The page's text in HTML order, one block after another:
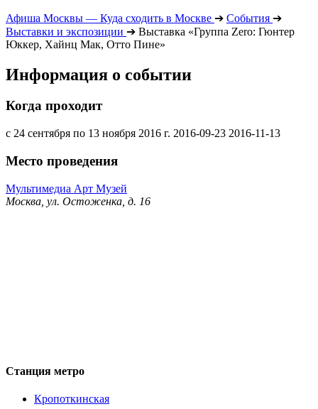
Афиша Москвы — Куда сходить в Москве ➔ События ➔
Выставки и экспозиции ➔ Выставка «Группа Zero: Гюнтер
Юккер, Хайнц Мак, Отто Пине»
Информация о событии
Когда проходит
с 24 сентября по 13 ноября 2016 г. 2016-09-23 2016-11-13
Место проведения
Мультимедиа Арт Музей
Москва, ул. Остоженка, д. 16
Станция метро
Кропоткинская